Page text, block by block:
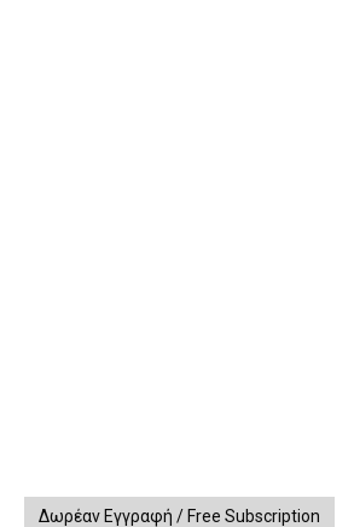
Δωρέαν Εγγραφή / Free Subscription